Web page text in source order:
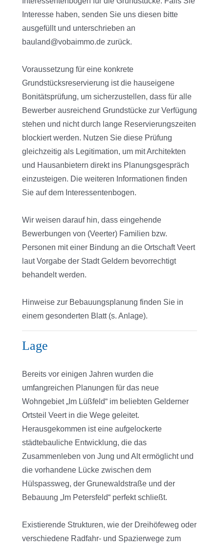
Interesse haben, senden Sie uns diesen bitte
ausgefüllt und unterschrieben an
bauland@vobaimmo.de zurück.
Voraussetzung für eine konkrete
Grundstücksreservierung ist die hauseigene
Bonitätsprüfung, um sicherzustellen, dass für alle
Bewerber ausreichend Grundstücke zur Verfügung
stehen und nicht durch lange Reservierungszeiten
blockiert werden. Nutzen Sie diese Prüfung
gleichzeitig als Legitimation, um mit Architekten
und Hausanbietern direkt ins Planungsgespräch
einzusteigen. Die weiteren Informationen finden
Sie auf dem Interessentenbogen.
Wir weisen darauf hin, dass eingehende
Bewerbungen von (Veerter) Familien bzw.
Personen mit einer Bindung an die Ortschaft Veert
laut Vorgabe der Stadt Geldern bevorrechtigt
behandelt werden.
Hinweise zur Bebauungsplanung finden Sie in
einem gesonderten Blatt (s. Anlage).
Lage
Bereits vor einigen Jahren wurden die
umfangreichen Planungen für das neue
Wohngebiet „Im Lüßfeld“ im beliebten Gelderner
Ortsteil Veert in die Wege geleitet.
Herausgekommen ist eine aufgelockerte
städtebauliche Entwicklung, die das
Zusammenleben von Jung und Alt ermöglicht und
die vorhandene Lücke zwischen dem
Hülspassweg, der Grunewaldstraße und der
Bebauung „Im Petersfeld“ perfekt schließt.
Existierende Strukturen, wie der Dreihöfeweg oder
verschiedene Radfahr- und Spazierwege zum